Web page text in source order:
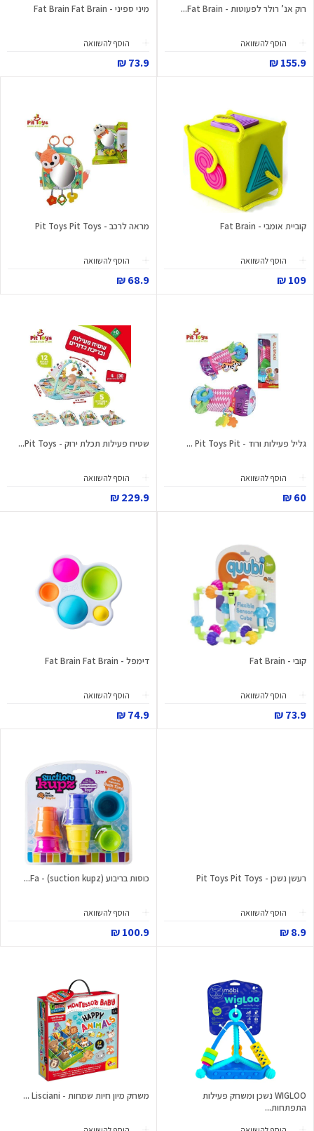
רוק אנ’ רולר לפעוטות - Fat Brain...
הוסף להשוואה
155.9 ₪
מיני ספיני - Fat Brain Fat Brain
הוסף להשוואה
73.9 ₪
קוביית אומבי - Fat Brain
הוסף להשוואה
109 ₪
מראה לרכב - Pit Toys Pit Toys
הוסף להשוואה
68.9 ₪
גליל פעילות ורוד - Pit Toys Pit ...
הוסף להשוואה
60 ₪
שטיח פעילות תכלת ירוק - Pit Toys...
הוסף להשוואה
229.9 ₪
קובי - Fat Brain
הוסף להשוואה
73.9 ₪
דימפל - Fat Brain Fat Brain
הוסף להשוואה
74.9 ₪
רעשן נשכן - Pit Toys Pit Toys
הוסף להשוואה
8.9 ₪
כוסות בריבוע (suction kupz) - Fa...
הוסף להשוואה
100.9 ₪
WIGLOO נשכן ומשחק פעילות
התפתחות...
משחק מיון חיות שמחות - Lisciani ...